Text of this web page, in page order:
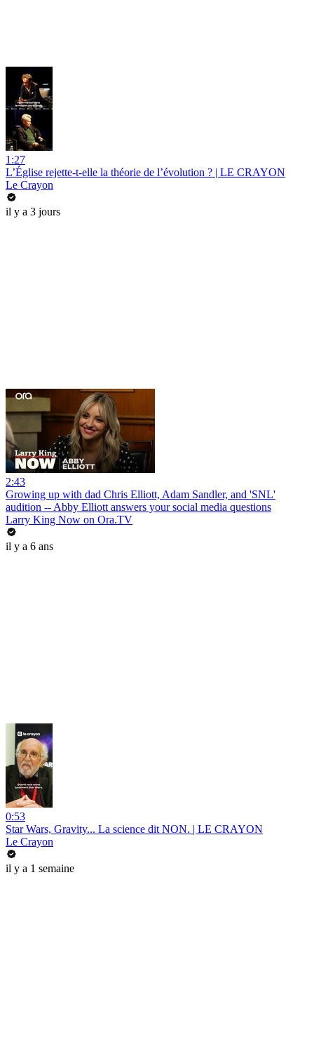
1:27
L’Église rejette-t-elle la théorie de l’évolution ? | LE CRAYON
Le Crayon
il y a 3 jours
2:43
Growing up with dad Chris Elliott, Adam Sandler, and 'SNL'
audition -- Abby Elliott answers your social media questions
Larry King Now on Ora.TV
il y a 6 ans
0:53
Star Wars, Gravity... La science dit NON. | LE CRAYON
Le Crayon
il y a 1 semaine